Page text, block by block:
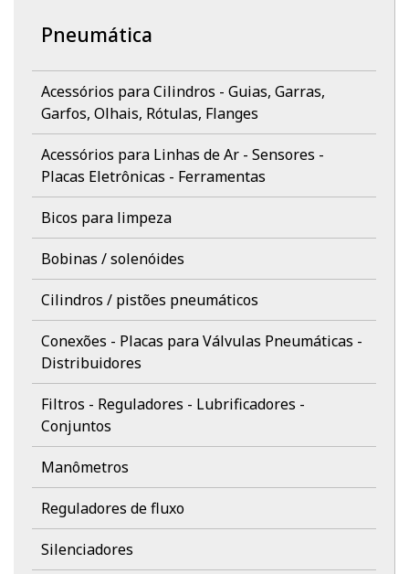
Pneumática
Acessórios para Cilindros - Guias, Garras,
Garfos, Olhais, Rótulas, Flanges
Acessórios para Linhas de Ar - Sensores -
Placas Eletrônicas - Ferramentas
Bicos para limpeza
Bobinas / solenóides
Cilindros / pistões pneumáticos
Conexões - Placas para Válvulas Pneumáticas -
Distribuidores
Filtros - Reguladores - Lubrificadores -
Conjuntos
Manômetros
Reguladores de fluxo
Silenciadores